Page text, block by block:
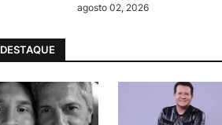
agosto 02, 2026
DESTAQUE